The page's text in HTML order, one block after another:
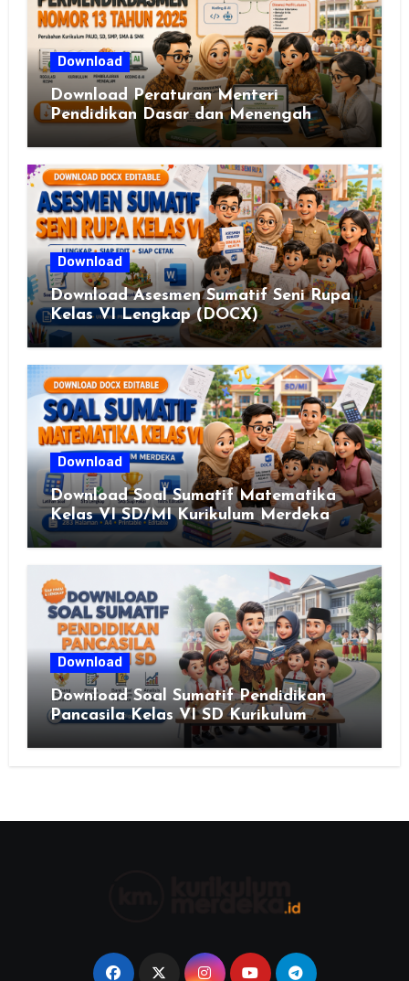
Download
Download Peraturan Menteri
Pendidikan Dasar dan Menengah
Republik Indonesia Nomor 13 Tahun
2025
Download
Download Asesmen Sumatif Seni Rupa
Kelas VI Lengkap (DOCX)
Download
Download Soal Sumatif Matematika
Kelas VI SD/MI Kurikulum Merdeka
Download
Download Soal Sumatif Pendidikan
Pancasila Kelas VI SD Kurikulum
Merdeka, Solusi Praktis Guru